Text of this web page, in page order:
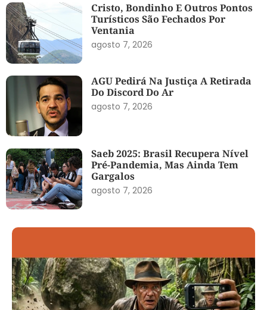
Cristo, Bondinho E Outros Pontos
Turísticos São Fechados Por
Ventania
agosto 7, 2026
AGU Pedirá Na Justiça A Retirada
Do Discord Do Ar
agosto 7, 2026
Saeb 2025: Brasil Recupera Nível
Pré-Pandemia, Mas Ainda Tem
Gargalos
agosto 7, 2026